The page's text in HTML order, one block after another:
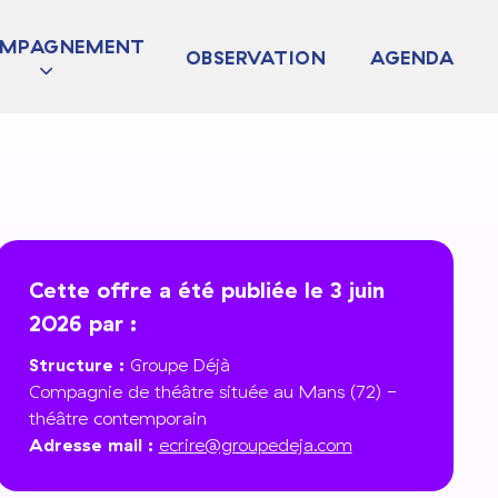
OBSERVATION AGENDA
Cette offre a été publiée le 3 juin
2026 par :
Structure : Groupe Déjà
Compagnie de théâtre située au Mans (72) -
théâtre contemporain
Adresse mail : ecrire@groupedeja.com